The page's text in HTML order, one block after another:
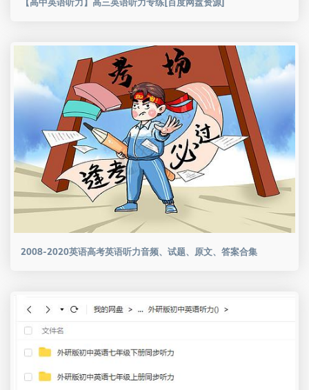
2008-2020英语高考英语听力音频、试题、原文、答案合集